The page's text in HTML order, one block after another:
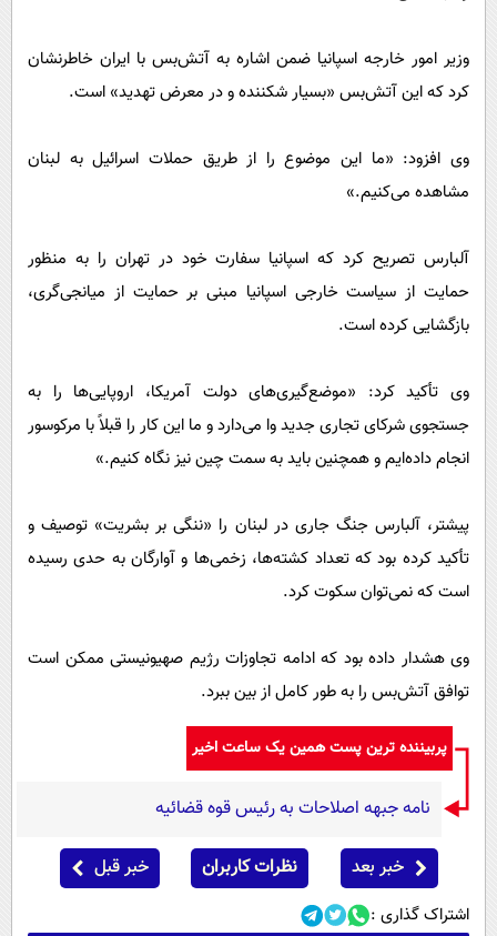
حیات وحش
سیاست خارجی
وزیر امور خارجه اسپانیا ضمن اشاره به آتش‌بس با ایران خاطرنشان
کرد که این آتش‌بس «بسیار شکننده و در معرض تهدید» است.
وی افزود: «ما این موضوع را از طریق حملات اسرائیل به لبنان
مشاهده می‌کنیم.»
آلبارس تصریح کرد که اسپانیا سفارت خود در تهران را به منظور
حمایت از سیاست خارجی اسپانیا مبنی بر حمایت از میانجی‌گری،
بازگشایی کرده است.
وی تأکید کرد: «موضع‌گیری‌های دولت آمریکا، اروپایی‌ها را به
جستجوی شرکای تجاری جدید وا می‌دارد و ما این کار را قبلاً با مرکوسور
انجام داده‌ایم و همچنین باید به سمت چین نیز نگاه کنیم.»
پیشتر، آلبارس جنگ جاری در لبنان را «ننگی بر بشریت» توصیف و
تأکید کرده بود که تعداد کشته‌ها، زخمی‌ها و آوارگان به حدی رسیده
است که نمی‌توان سکوت کرد.
وی هشدار داده بود که ادامه تجاوزات رژیم صهیونیستی ممکن است
توافق آتش‌بس را به طور کامل از بین ببرد.
پربیننده ترین پست همین یک ساعت اخیر
نامه جبهه اصلاحات به رئیس قوه قضائیه
خبر بعد نظرات کاربران خبر قبل
اشتراک گذاری :